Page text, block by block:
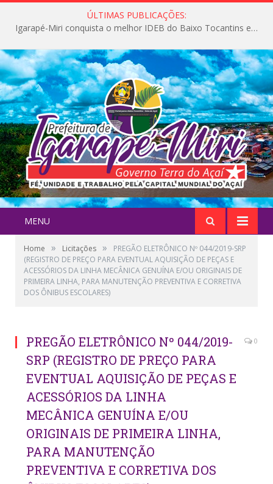
ÚLTIMAS PUBLICAÇÕES:
Igarapé-Miri conquista o melhor IDEB do Baixo Tocantins e avança na qualidade da educação pública
MENU
Home » Licitações »
PREGÃO ELETRÔNICO Nº 044/2019-SRP
(REGISTRO DE PREÇO PARA EVENTUAL AQUISIÇÃO DE PEÇAS E
ACESSÓRIOS DA LINHA MECÂNICA GENUÍNA E/OU ORIGINAIS DE
PRIMEIRA LINHA, PARA MANUTENÇÃO PREVENTIVA E CORRETIVA
DOS ÔNIBUS ESCOLARES)
PREGÃO ELETRÔNICO Nº 044/2019-
SRP (REGISTRO DE PREÇO PARA
EVENTUAL AQUISIÇÃO DE PEÇAS E
ACESSÓRIOS DA LINHA
MECÂNICA GENUÍNA E/OU
ORIGINAIS DE PRIMEIRA LINHA,
PARA MANUTENÇÃO
PREVENTIVA E CORRETIVA DOS
0